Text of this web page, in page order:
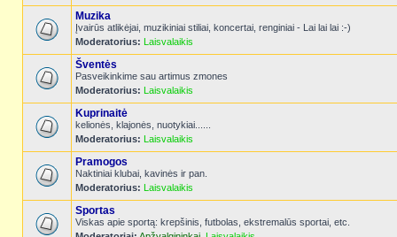
Muzika
Įvairūs atlikėjai, muzikiniai stiliai, koncertai, renginiai - Lai lai lai :-)
Moderatorius: Laisvalaikis
Šventės
Pasveikinkime sau artimus zmones
Moderatorius: Laisvalaikis
Kuprinaitė
kelionės, klajonės, nuotykiai......
Moderatorius: Laisvalaikis
Pramogos
Naktiniai klubai, kavinės ir pan.
Moderatorius: Laisvalaikis
Sportas
Viskas apie sportą: krepšinis, futbolas, ekstremalūs sportai, etc.